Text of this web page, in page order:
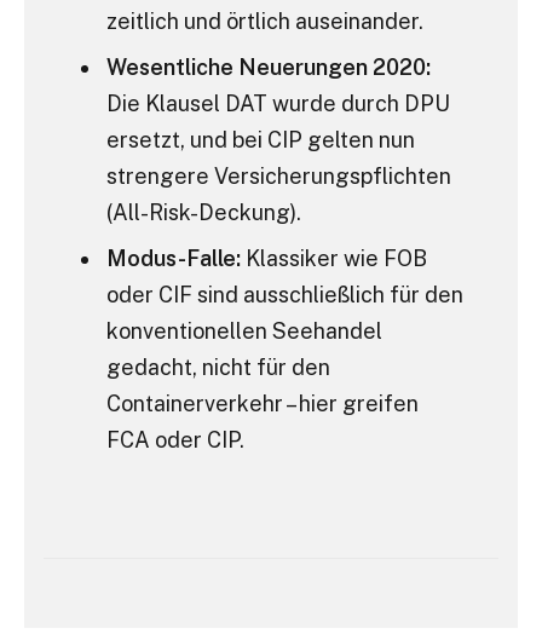
zeitlich und örtlich auseinander.
Wesentliche Neuerungen 2020:
Die Klausel DAT wurde durch DPU
ersetzt, und bei CIP gelten nun
strengere Versicherungspflichten
(All-Risk-Deckung).
Modus-Falle:Klassiker wie FOB
oder CIF sind ausschließlich für den
konventionellen Seehandel
gedacht, nicht für den
Containerverkehr – hier greifen
FCA oder CIP.